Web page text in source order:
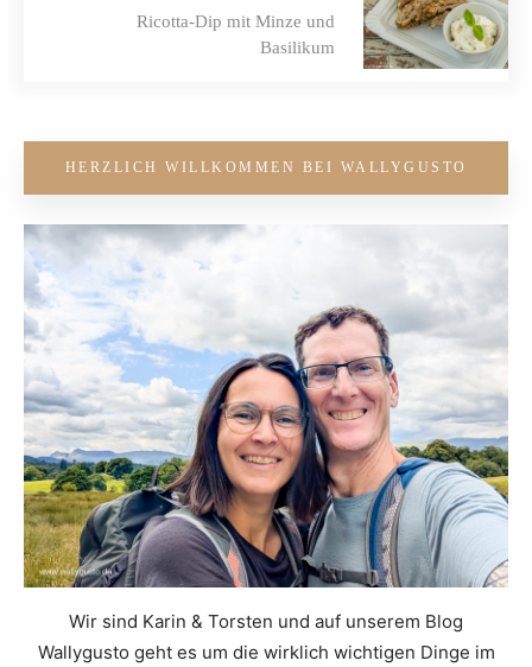
Ricotta-Dip mit Minze und
Basilikum
HERZLICH WILLKOMMEN BEI WALLYGUSTO
Wir sind Karin & Torsten und auf unserem Blog
Wallygusto geht es um die wirklich wichtigen Dinge im